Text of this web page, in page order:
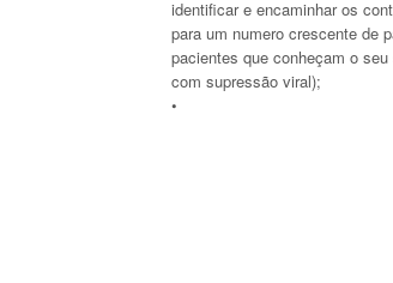
identificar e encaminhar os
para um numero crescente de
pacientes que conheçam o
com supressão viral);